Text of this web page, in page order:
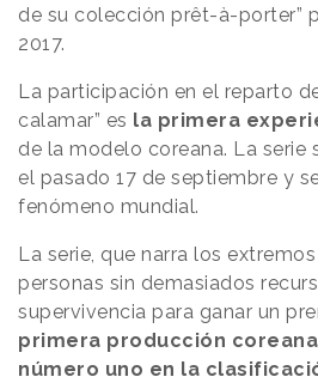
de su colección prêt-à-porter”
2017.
La participación en el reparto
calamar” es la primera
de la modelo coreana. La serie
el pasado 17 de septiembre y
fenómeno mundial.
La serie, que narra los
personas sin demasiados
supervivencia para ganar un
primera producción
número uno en la